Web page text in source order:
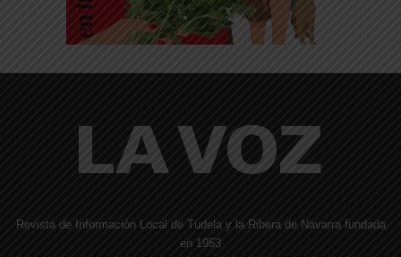
Revista de Información Local de Tudela y la Ribera de Navarra fundada
en 1953